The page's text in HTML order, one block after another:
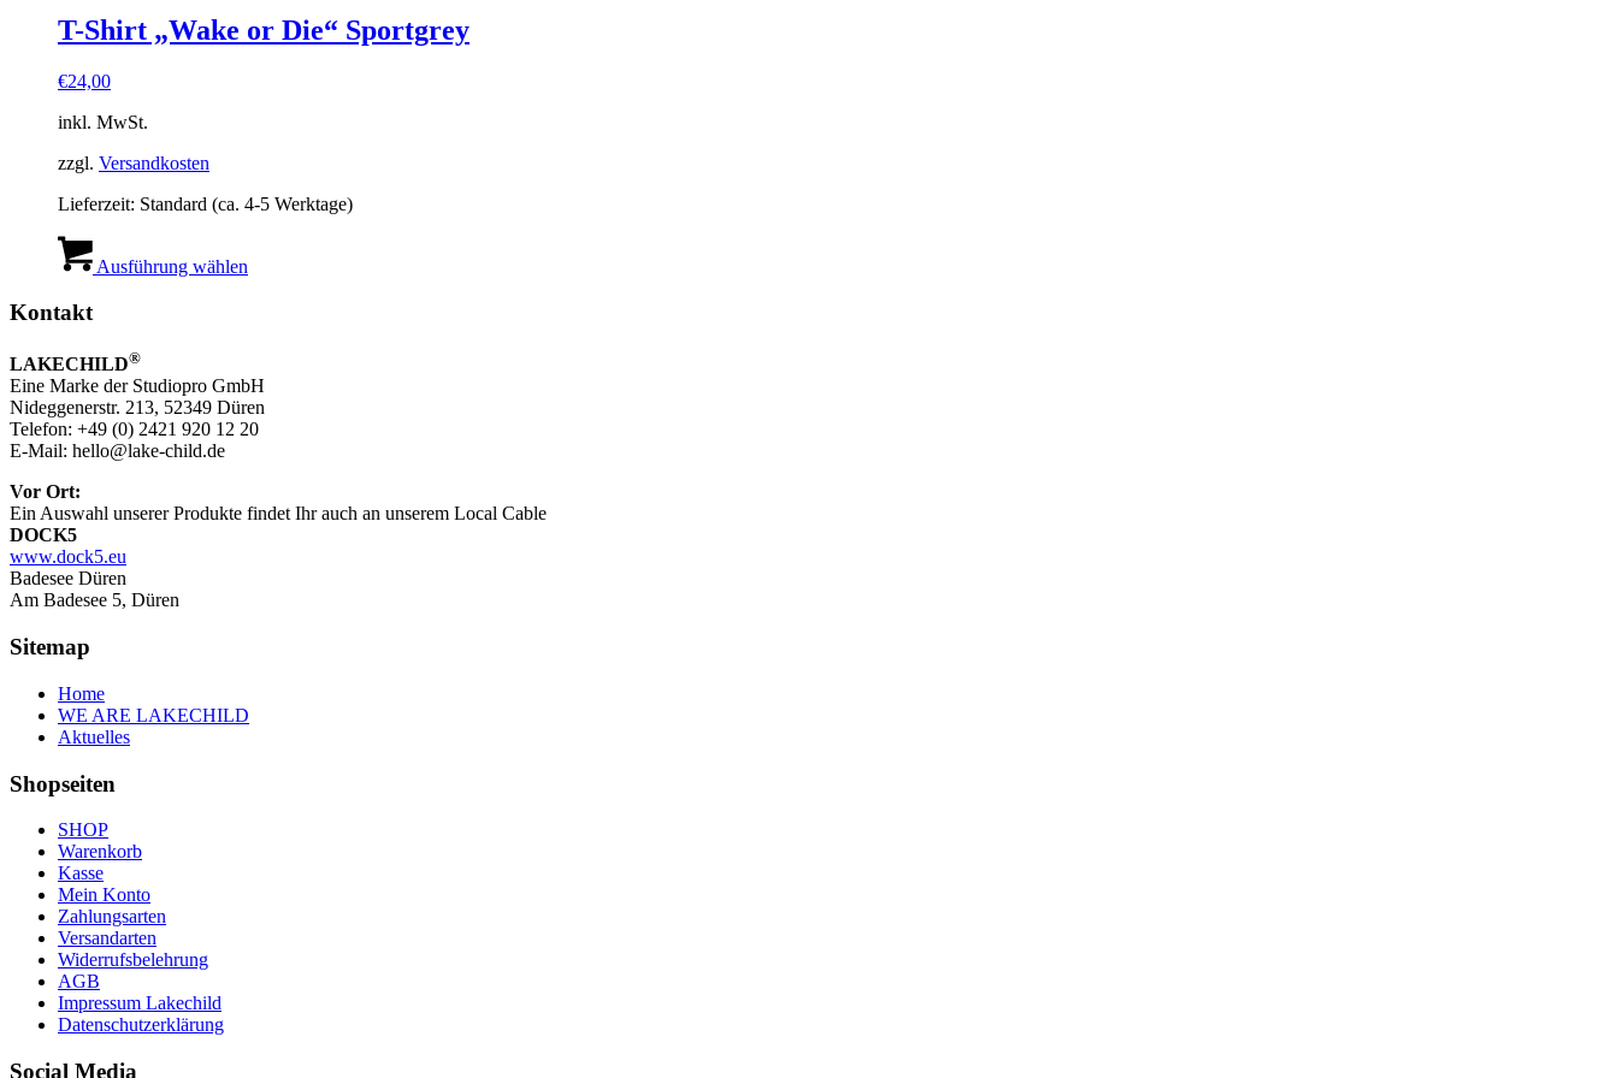
Die
werden
T-Shirt „Wake or Die“ Sportgrey
€24,00
inkl. MwSt.
zzgl. Versandkosten
Lieferzeit: Standard (ca. 4-5 Werktage)
Ausführung wählen
Optionen
können
auf
gewählt
werden
Kontakt
LAKECHILD®
Eine Marke der Studiopro GmbH
Nideggenerstr. 213, 52349 Düren
Telefon: +49 (0) 2421 920 12 20
E-Mail: hello@lake-child.de
Vor Ort:
Ein Auswahl unserer Produkte findet Ihr auch an unserem Local Cable
DOCK5
www.dock5.eu
Badesee Düren
Am Badesee 5, Düren
Sitemap
Home
WE ARE LAKECHILD
Aktuelles
Shopseiten
SHOP
Warenkorb
Kasse
Mein Konto
Zahlungsarten
Versandarten
Widerrufsbelehrung
AGB
Impressum Lakechild
Datenschutzerklärung
Social Media